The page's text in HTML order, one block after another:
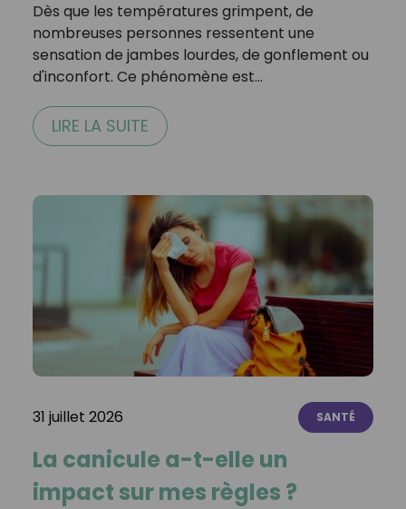
Dès que les températures grimpent, de
nombreuses personnes ressentent une
sensation de jambes lourdes, de gonflement ou
d'inconfort. Ce phénomène est…
LIRE LA SUITE
31 juillet 2026 SANTÉ
La canicule a-t-elle un
impact sur mes règles ?